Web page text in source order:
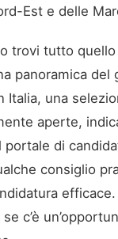
Est e delle
trovi tutto
panoramica del
Italia, una
aperte,
portale di
consiglio
c’è